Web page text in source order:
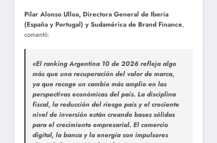
Pilar Alonso Ulloa, Directora General de Iberia
(España y Portugal) y Sudamérica de Brand Finance,
comentó:
«El ranking Argentina 10 de 2026 refleja algo
más que una recuperación del valor de marca,
ya que recoge un cambio más amplio en las
perspectivas económicas del país. La disciplina
fiscal, la reducción del riesgo país y el creciente
nivel de inversión están creando bases sólidas
para el crecimiento empresarial. El comercio
digital, la banca y la energía son impulsores